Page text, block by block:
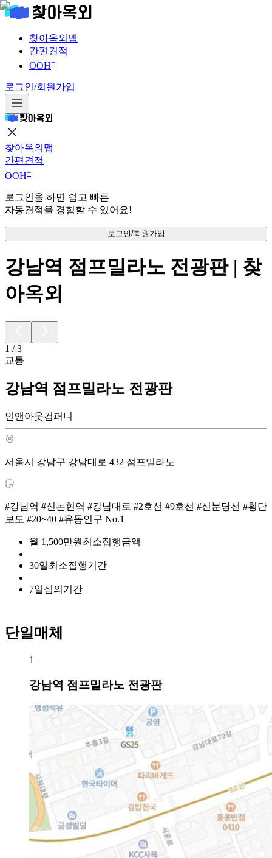
찾아옥외맵
간편견적
OOH+
로그인/회원가입
찾아옥외맵
간편견적
OOH+
로그인을 하면 쉽고 빠른
자동견적을 경험할 수 있어요!
로그인/회원가입
강남역 점프밀라노 전광판 | 찾
아옥외
1 /3
교통
강남역 점프밀라노 전광판
인앤아웃컴퍼니
서울시 강남구 강남대로 432 점프밀라노
#강남역 #신논현역 #강남대로 #2호선 #9호선 #신분당선 #횡단
보도 #20~40 #유동인구 No.1
월 1,500만원 최소집행금액
30일최소집행기간
7일심의기간
단일매체
1
강남역 점프밀라노 전광판